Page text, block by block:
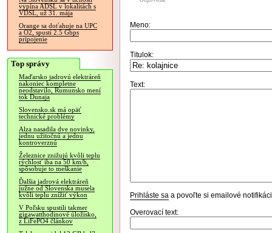
vypína ADSL v lokalitách s
VDSL, už 31. mája
Orange sa doťahuje na UPC
a O2, spustí 2.5 Gbps
pripojenie
Top správy
Maďarsko jadrovú elektráreň
nakoniec kompletne
neodstavilo, Rumunsko mení
tok Dunaja
Slovensko.sk má opäť
technické problémy
Alza nasadila dve novinky,
jednu užitočnú a jednu
kontroverznú
Železnice znižujú kvôli teplu
rýchlosť iba na 50 km/h,
spôsobuje to meškanie
Ďalšia jadrová elektráreň
južne od Slovenska musela
kvôli teplu znížiť výkon
V Poľsku spustili takmer
gigawatthodinové úložisko,
z LiFePO4 článkov
Meno:
Titulok:
Text:
Prihláste sa a povoľte si emailové
Overovací text: